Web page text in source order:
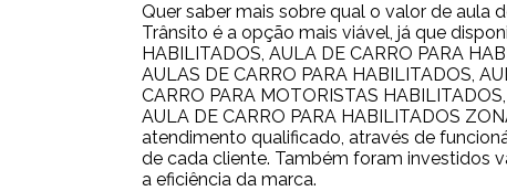
Quer saber mais sobre qual o valor de aula
Trânsito é a opção mais viável, já que
HABILITADOS, AULA DE CARRO PARA
AULAS DE CARRO PARA HABILITADOS,
CARRO PARA MOTORISTAS
AULA DE CARRO PARA HABILITADOS
atendimento qualificado, através de
de cada cliente. Também foram investidos
a eficiência da marca.